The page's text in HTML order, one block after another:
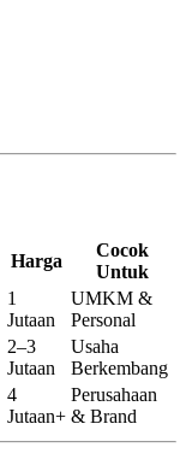
Harga
Cocok
Untuk
1
Jutaan
UMKM &
Personal
2–3
Jutaan
Usaha
Berkembang
4
Jutaan+
Perusahaan
& Brand